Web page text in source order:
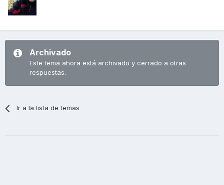
Archivado
Este tema ahora está archivado y cerrado a otras
respuestas.
Ir a la lista de temas